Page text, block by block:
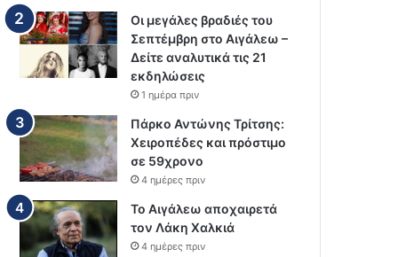
Οι μεγάλες βραδιές του
Σεπτέμβρη στο Αιγάλεω –
Δείτε αναλυτικά τις 21
εκδηλώσεις
1 ημέρα πριν
Πάρκο Αντώνης Τρίτσης:
Χειροπέδες και πρόστιμο
σε 59χρονο
4 ημέρες πριν
Το Αιγάλεω αποχαιρετά
τον Λάκη Χαλκιά
4 ημέρες πριν